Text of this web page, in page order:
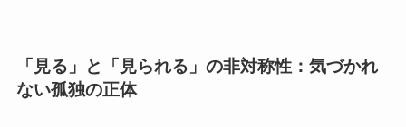
「見る」と「見られる」の非対称性：気づかれ
ない孤独の正体